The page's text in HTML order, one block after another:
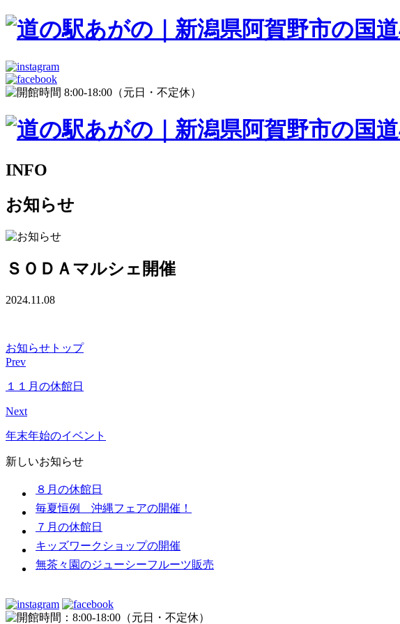
INFO
お知らせ
ＳＯＤＡマルシェ開催
2024.11.08
お知らせトップ
Prev
１１月の休館日
Next
年末年始のイベント
新しいお知らせ
８月の休館日
毎夏恒例 沖縄フェアの開催！
７月の休館日
キッズワークショップの開催
無茶々園のジューシーフルーツ販売